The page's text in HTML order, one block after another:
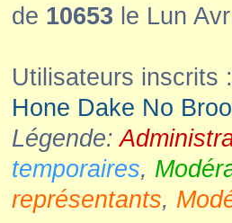
de 10653 le Lun
Utilisateurs inscrits
Hone Dake No
Légende:
temporaires,
représentants,